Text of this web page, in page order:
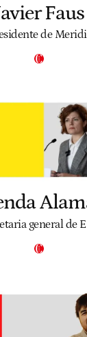
Faus
de
general de